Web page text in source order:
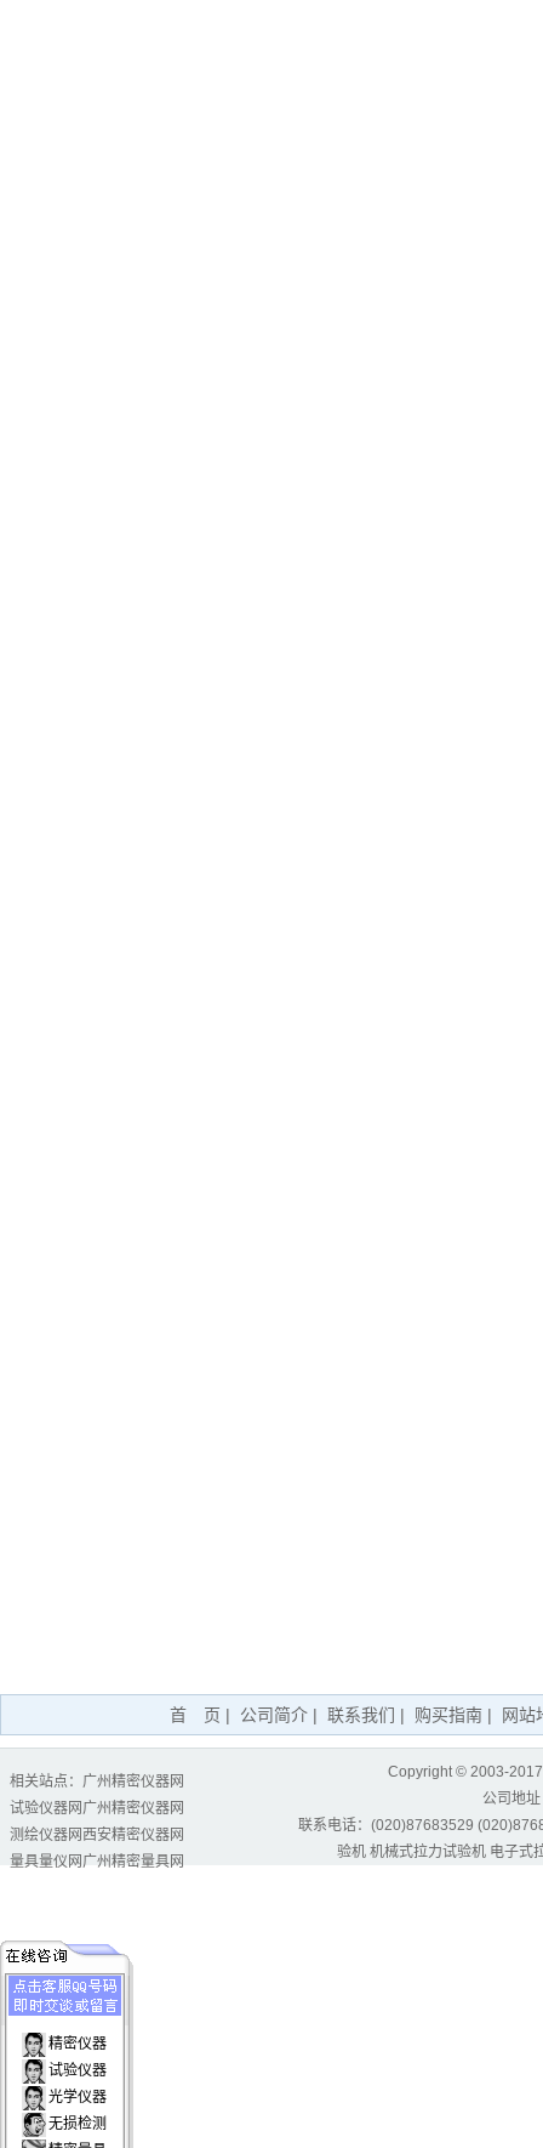
首 页 | 公司简介 | 联系我们 | 购买指南 | 网站
相关站点： 广州精密仪器网
试验仪器网 广州精密仪器网
测绘仪器网 西安精密仪器网
量具量仪网 广州精密量具网
Copyright © 2003-2017
公司地
联系电话：(020)87683529
验机 机械式拉力试验机 电子式
精密仪器
试验仪器
光学仪器
无损检测